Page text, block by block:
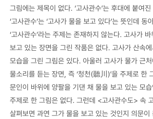
그림에는 제목이 없다. ‘고사관수’는 후대에 붙여
‘고사관수’는 ‘고사가 물을 보고 있다’는 뜻인데 동
‘고사관수’라는 주제는 존재하지 않는다. 고사가
보고 있는 장면을 그린 작품은 없다. 고사가 산속
모습을 그린 그림은 있다. 아울러 고사가 물가 근
물소리를 듣는 장면, 즉 ‘청천(聽川)’을 주제로 한
문인이 바위에 양팔을 기댄 채 물을 보고 있는 모습
주제로 한 그림은 없다. 그런데 <고사관수도> 속
살펴보면 과연 그가 물을 보고 있는 것인지 의문이